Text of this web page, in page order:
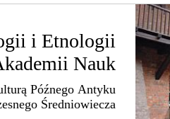
i Etnologii
Nauk
Późnego Antyku
Średniowiecza